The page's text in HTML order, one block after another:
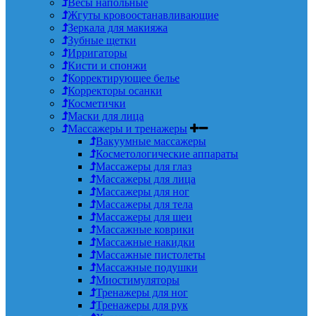
Жгуты кровоостанавливающие
Зеркала для макияжа
Зубные щетки
Ирригаторы
Кисти и спонжи
Корректирующее белье
Корректоры осанки
Косметички
Маски для лица
Массажеры и тренажеры
Вакуумные массажеры
Косметологические аппараты
Массажеры для глаз
Массажеры для лица
Массажеры для ног
Массажеры для тела
Массажеры для шеи
Массажные коврики
Массажные накидки
Массажные пистолеты
Массажные подушки
Миостимуляторы
Тренажеры для ног
Тренажеры для рук